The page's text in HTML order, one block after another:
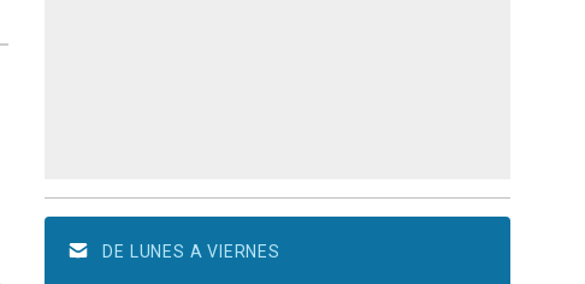
DE LUNES A VIERNES